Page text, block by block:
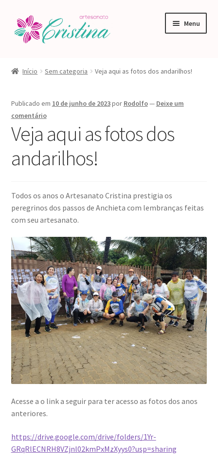
Pular
para
navegação
Pular
para
Menu
Carrinho
Finalizar compra
Rastrear Encomenda
Início Sem categoria Veja aqui as fotos dos andarilhos!
Publicado em 10 de junho de 2023por Rodolfo— Deixe um
comentário
Veja aqui as fotos dos
andarilhos!
Todos os anos o Artesanato Cristina prestigia os
peregrinos dos passos de Anchieta com lembranças feitas
com seu artesanato.
Acesse a o link a seguir para ter acesso as fotos dos anos
anteriores.
https://drive.google.com/drive/folders/1Yr-
GRqRlECNRH8VZjnl02kmPxMzXyys0?usp=sharing